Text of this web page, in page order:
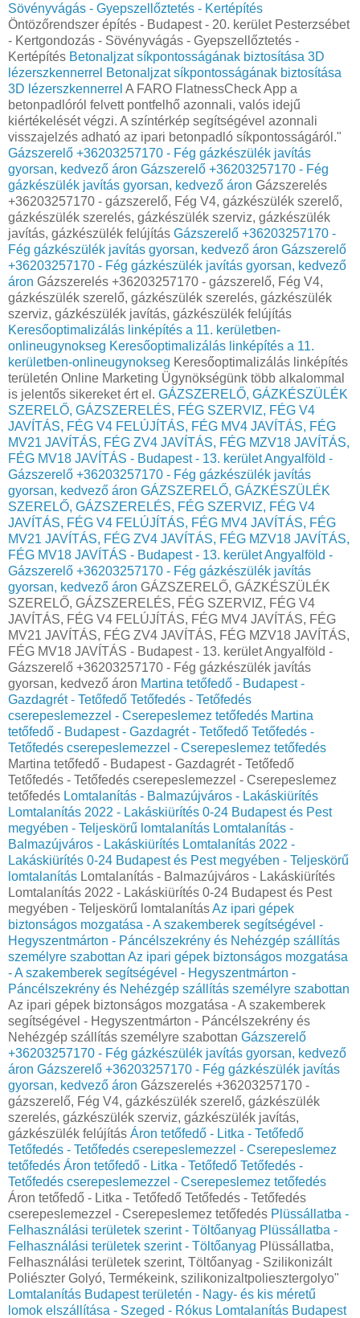
Sövényvágás - Gyepszellőztetés - Kertépítés
Öntözőrendszer építés - Budapest - 20. kerület Pesterzsébet
- Kertgondozás - Sövényvágás - Gyepszellőztetés -
Kertépítés Betonaljzat síkpontosságának biztosítása 3D
lézerszkennerrel Betonaljzat síkpontosságának biztosítása
3D lézerszkennerrel A FARO FlatnessCheck App a
betonpadlóról felvett pontfelhő azonnali, valós idejű
kiértékelését végzi. A színtérkép segítségével azonnali
visszajelzés adható az ipari betonpadló síkpontosságáról."
Gázszerelő +36203257170 - Fég gázkészülék javítás
gyorsan, kedvező áron Gázszerelő +36203257170 - Fég
gázkészülék javítás gyorsan, kedvező áron Gázszerelés
+36203257170 - gázszerelő, Fég V4, gázkészülék szerelő,
gázkészülék szerelés, gázkészülék szerviz, gázkészülék
javítás, gázkészülék felújítás Gázszerelő +36203257170 -
Fég gázkészülék javítás gyorsan, kedvező áron Gázszerelő
+36203257170 - Fég gázkészülék javítás gyorsan, kedvező
áron Gázszerelés +36203257170 - gázszerelő, Fég V4,
gázkészülék szerelő, gázkészülék szerelés, gázkészülék
szerviz, gázkészülék javítás, gázkészülék felújítás
Keresőoptimalizálás linképítés a 11. kerületben-
onlineugynokseg Keresőoptimalizálás linképítés a 11.
kerületben-onlineugynokseg Keresőoptimalizálás linképítés
területén Online Marketing Ügynökségünk több alkalommal
is jelentős sikereket ért el. GÁZSZERELŐ, GÁZKÉSZÜLÉK
SZERELŐ, GÁZSZERELÉS, FÉG SZERVIZ, FÉG V4
JAVÍTÁS, FÉG V4 FELÚJÍTÁS, FÉG MV4 JAVÍTÁS, FÉG
MV21 JAVÍTÁS, FÉG ZV4 JAVÍTÁS, FÉG MZV18 JAVÍTÁS,
FÉG MV18 JAVÍTÁS - Budapest - 13. kerület Angyalföld -
Gázszerelő +36203257170 - Fég gázkészülék javítás
gyorsan, kedvező áron GÁZSZERELŐ, GÁZKÉSZÜLÉK
SZERELŐ, GÁZSZERELÉS, FÉG SZERVIZ, FÉG V4
JAVÍTÁS, FÉG V4 FELÚJÍTÁS, FÉG MV4 JAVÍTÁS, FÉG
MV21 JAVÍTÁS, FÉG ZV4 JAVÍTÁS, FÉG MZV18 JAVÍTÁS,
FÉG MV18 JAVÍTÁS - Budapest - 13. kerület Angyalföld -
Gázszerelő +36203257170 - Fég gázkészülék javítás
gyorsan, kedvező áron GÁZSZERELŐ, GÁZKÉSZÜLÉK
SZERELŐ, GÁZSZERELÉS, FÉG SZERVIZ, FÉG V4
JAVÍTÁS, FÉG V4 FELÚJÍTÁS, FÉG MV4 JAVÍTÁS, FÉG
MV21 JAVÍTÁS, FÉG ZV4 JAVÍTÁS, FÉG MZV18 JAVÍTÁS,
FÉG MV18 JAVÍTÁS - Budapest - 13. kerület Angyalföld -
Gázszerelő +36203257170 - Fég gázkészülék javítás
gyorsan, kedvező áron Martina tetőfedő - Budapest -
Gazdagrét - Tetőfedő Tetőfedés - Tetőfedés
cserepeslemezzel - Cserepeslemez tetőfedés Martina
tetőfedő - Budapest - Gazdagrét - Tetőfedő Tetőfedés -
Tetőfedés cserepeslemezzel - Cserepeslemez tetőfedés
Martina tetőfedő - Budapest - Gazdagrét - Tetőfedő
Tetőfedés - Tetőfedés cserepeslemezzel - Cserepeslemez
tetőfedés Lomtalanítás - Balmazújváros - Lakáskiürítés
Lomtalanítás‎ 2022 - Lakáskiürítés 0-24 Budapest és Pest
megyében‎ - Teljeskörű lomtalanítás Lomtalanítás -
Balmazújváros - Lakáskiürítés Lomtalanítás‎ 2022 -
Lakáskiürítés 0-24 Budapest és Pest megyében‎ - Teljeskörű
lomtalanítás Lomtalanítás - Balmazújváros - Lakáskiürítés
Lomtalanítás‎ 2022 - Lakáskiürítés 0-24 Budapest és Pest
megyében‎ - Teljeskörű lomtalanításAz ipari gépek
biztonságos mozgatása - A szakemberek segítségével -
Hegyszentmárton - Páncélszekrény és Nehézgép szállítás
személyre szabottan Az ipari gépek biztonságos mozgatása
- A szakemberek segítségével - Hegyszentmárton -
Páncélszekrény és Nehézgép szállítás személyre szabottan
Az ipari gépek biztonságos mozgatása - A szakemberek
segítségével - Hegyszentmárton - Páncélszekrény és
Nehézgép szállítás személyre szabottan Gázszerelő
+36203257170 - Fég gázkészülék javítás gyorsan, kedvező
áron Gázszerelő +36203257170 - Fég gázkészülék javítás
gyorsan, kedvező áron Gázszerelés +36203257170 -
gázszerelő, Fég V4, gázkészülék szerelő, gázkészülék
szerelés, gázkészülék szerviz, gázkészülék javítás,
gázkészülék felújítás Áron tetőfedő - Litka - Tetőfedő
Tetőfedés - Tetőfedés cserepeslemezzel - Cserepeslemez
tetőfedés Áron tetőfedő - Litka - Tetőfedő Tetőfedés -
Tetőfedés cserepeslemezzel - Cserepeslemez tetőfedés
Áron tetőfedő - Litka - Tetőfedő Tetőfedés - Tetőfedés
cserepeslemezzel - Cserepeslemez tetőfedés Plüssállatba -
Felhasználási területek szerint - Töltőanyag Plüssállatba -
Felhasználási területek szerint - Töltőanyag Plüssállatba,
Felhasználási területek szerint, Töltőanyag - Szilikonizált
Poliészter Golyó, Termékeink, szilikonizaltpoliesztergolyo"
Lomtalanítás Budapest területén - Nagy- és kis méretű
lomok elszállítása - Szeged - Rókus Lomtalanítás Budapest